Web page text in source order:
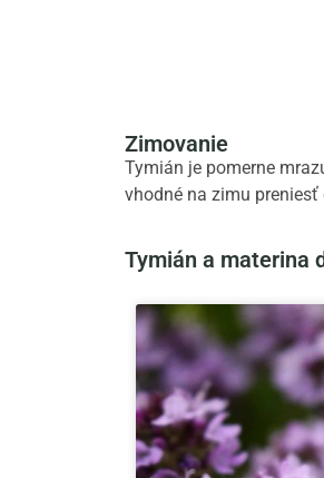
Zimovanie
Tymián je pomerne
vhodné na zimu
Tymián a materina